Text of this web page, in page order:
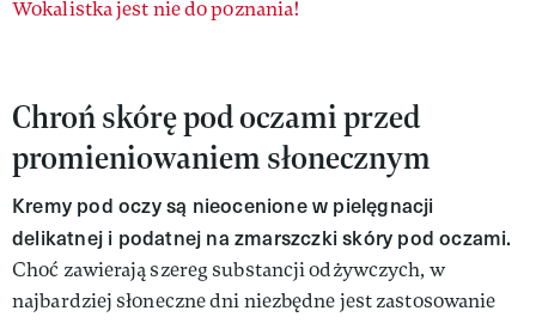
Wokalistka jest nie do poznania!
Chroń skórę pod oczami przed
promieniowaniem słonecznym
Kremy pod oczy są nieocenione w pielęgnacji
delikatnej i podatnej na zmarszczki skóry pod oczami.
Choć zawierają szereg substancji odżywczych, w
najbardziej słoneczne dni niezbędne jest zastosowanie